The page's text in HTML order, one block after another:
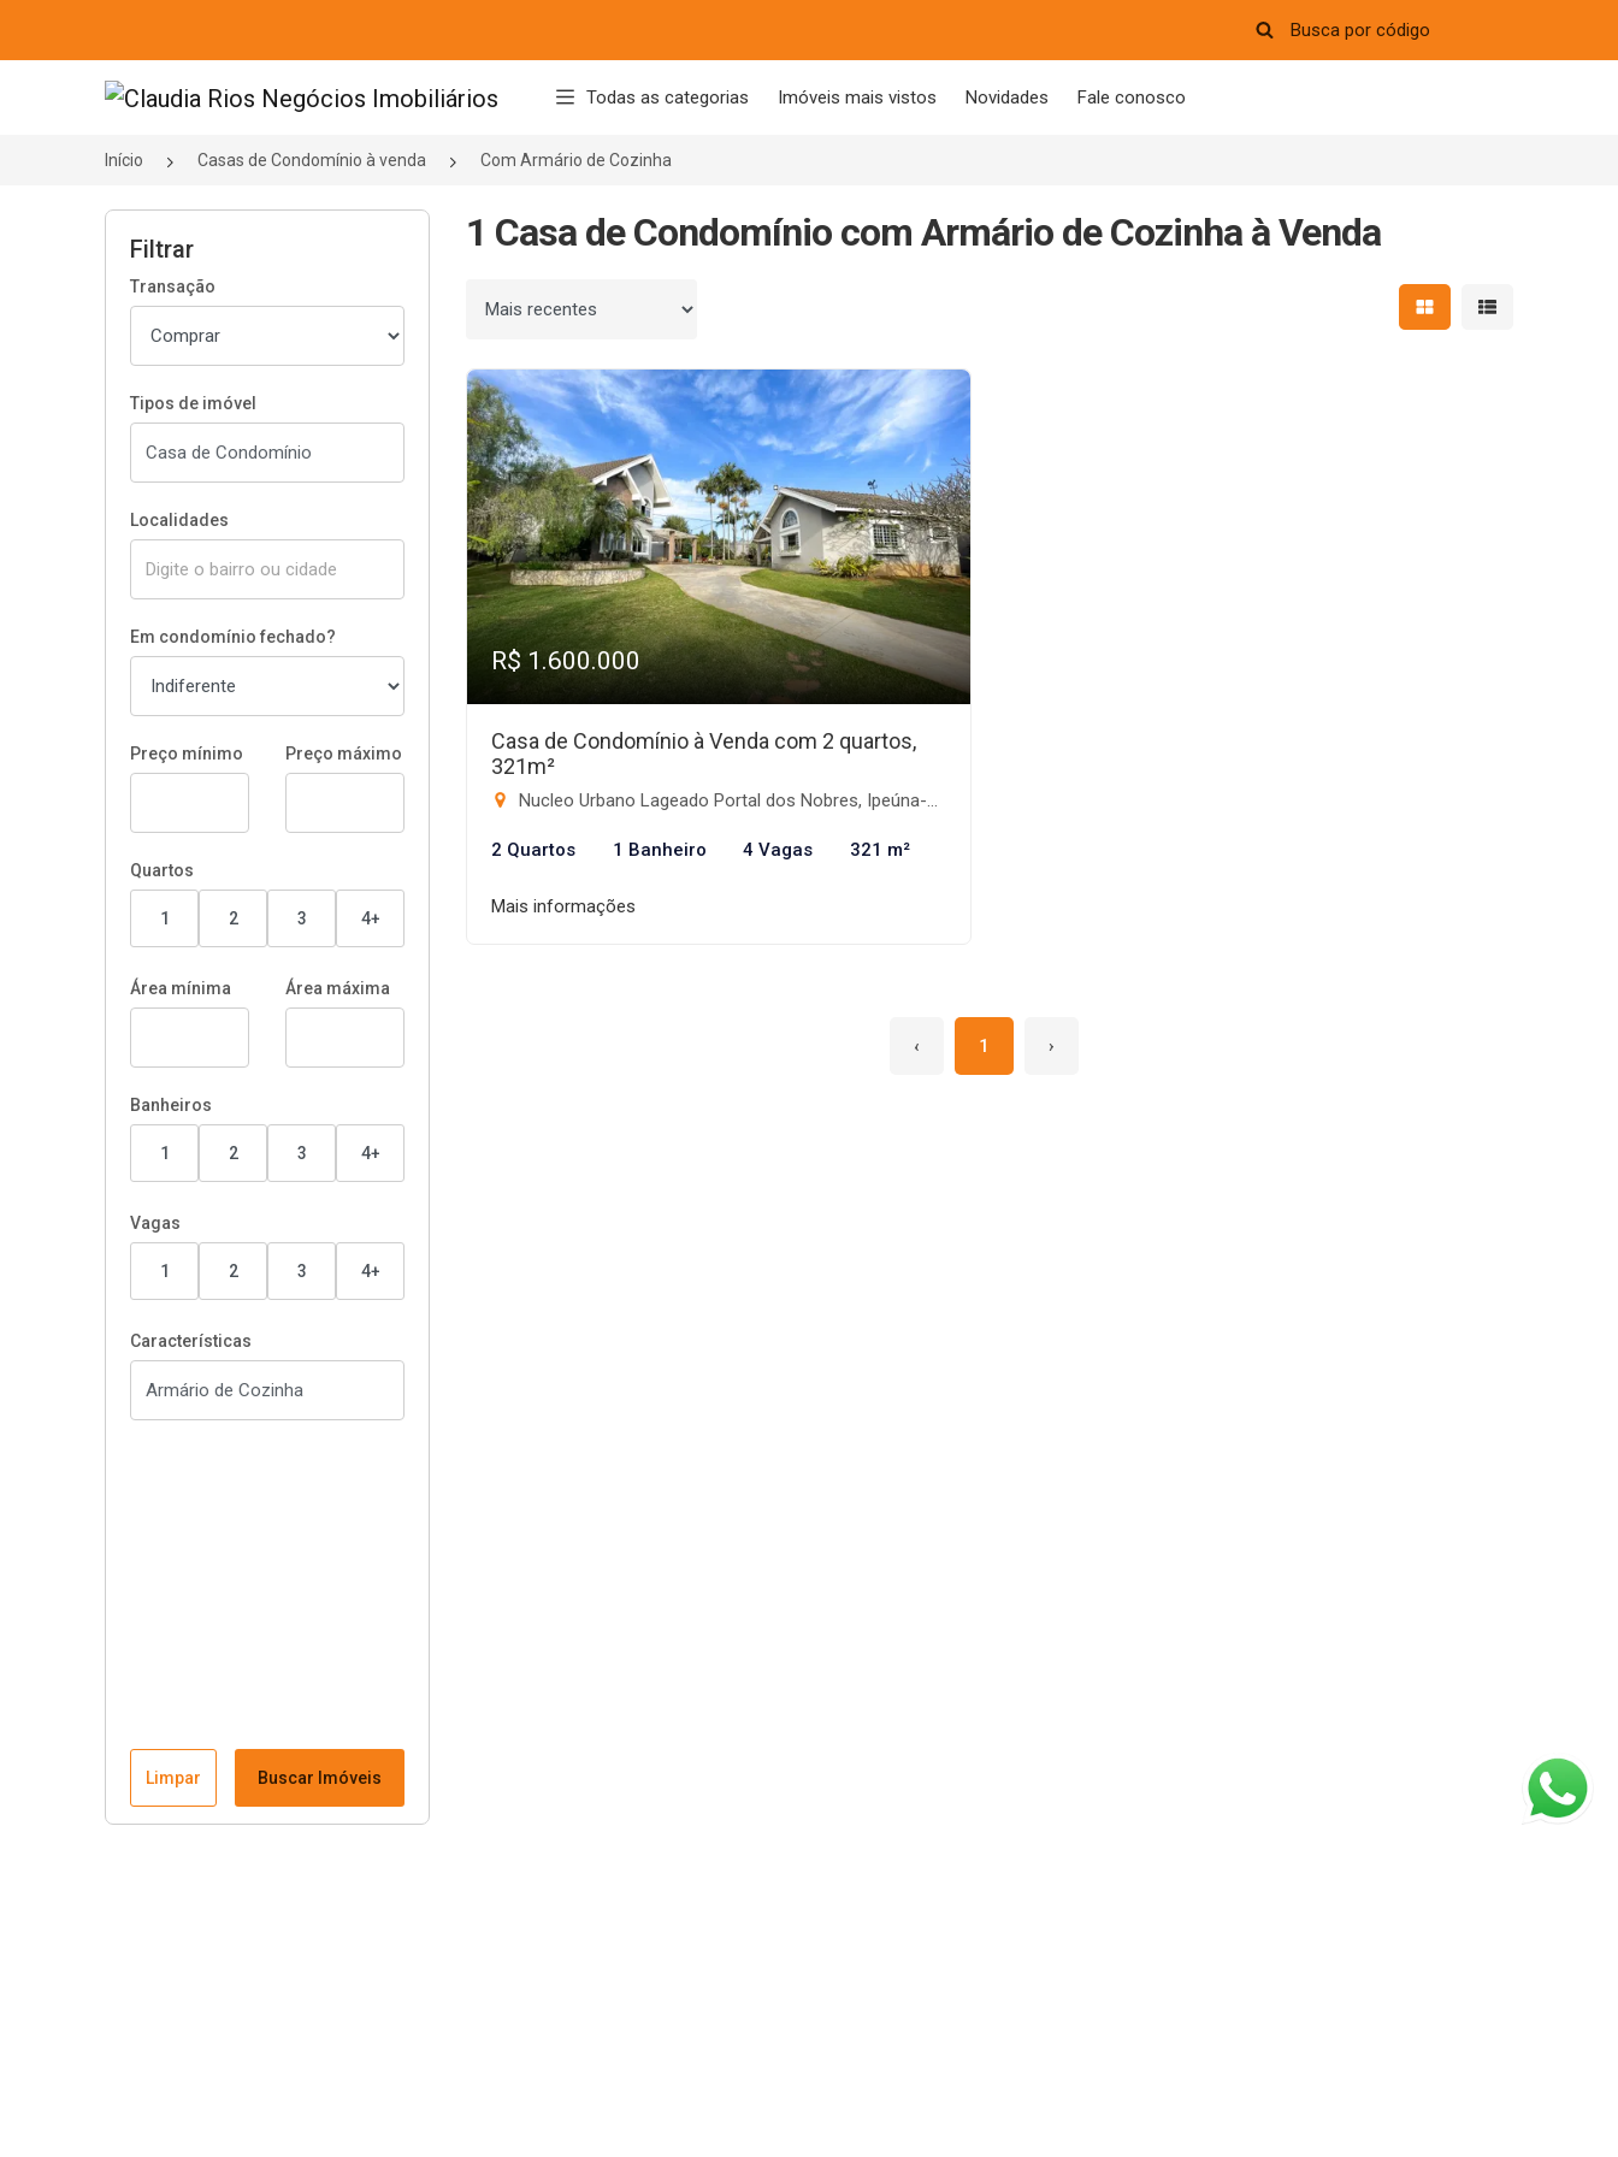
Página inicial Todas as categorias Imóveis mais vistos Novidades Fale conosco
Início Casas de Condomínio à venda Com Armário de Cozinha
Filtrar
Transação
Tipos de imóvel
Localidades
Em condomínio fechado?
Preço mínimo Preço máximo
Quartos
1 2 3 4+
Área mínima Área máxima
Banheiros
1 2 3 4+
Vagas
1 2 3 4+
Características
Limpar Buscar Imóveis
1 Casa de Condomínio com Armário de Cozinha à Venda
Ordenar por Mostrar resultados em
Mostrar
R$ 1.600.000
Casa de Condomínio à Venda com 2 quartos,
321m²
Nucleo Urbano Lageado Portal dos Nobres, Ipeúna-SP
2 Quartos 1 Banheiro 4 Vagas 321 m²
Mais informações
‹ 1 ›